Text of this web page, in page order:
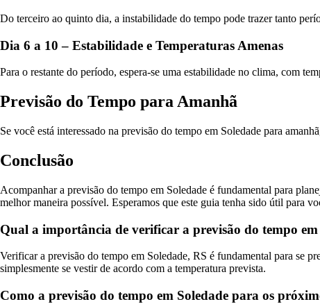
Do terceiro ao quinto dia, a instabilidade do tempo pode trazer tanto
Dia 6 a 10 – Estabilidade e Temperaturas Amenas
Para o restante do período, espera-se uma estabilidade no clima, com
Previsão do Tempo para Amanhã
Se você está interessado na previsão do tempo em Soledade para
Conclusão
Acompanhar a previsão do tempo em Soledade é fundamental para
melhor maneira possível. Esperamos que este guia tenha sido útil para
Qual a importância de verificar a previsão do tempo em
Verificar a previsão do tempo em Soledade, RS é fundamental para se
simplesmente se vestir de acordo com a temperatura prevista.
Como a previsão do tempo em Soledade para os